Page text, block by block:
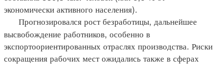
экономически активного населения).
Прогнозировался рост безработицы, дальнейшее
высвобождение работников, особенно в
экспортоориентированных отраслях производства. Риски
сокращения рабочих мест ожидались также в сферах